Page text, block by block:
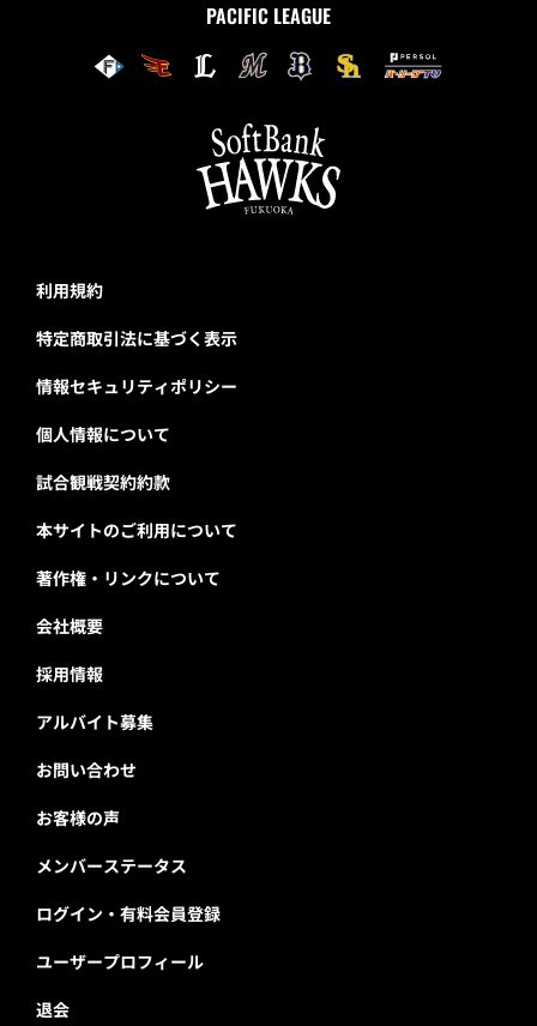
PACIFIC LEAGUE
利用規約
特定商取引法に基づく表示
情報セキュリティポリシー
個人情報について
試合観戦契約約款
本サイトのご利用について
著作権・リンクについて
会社概要
採用情報
アルバイト募集
お問い合わせ
お客様の声
メンバーステータス
ログイン・有料会員登録
ユーザープロフィール
退会